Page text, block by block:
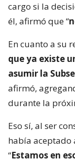
cargo si la
él, afirmó que “
En cuanto a su
que ya existe
asumir la
afirmó,
durante la
Eso sí, al ser
había aceptado
“Estamos en